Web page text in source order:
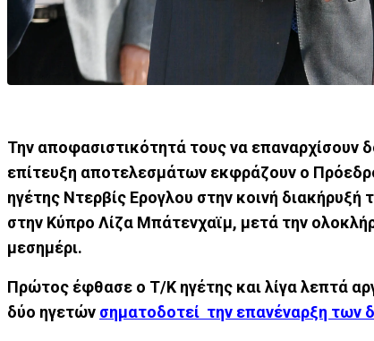
Την αποφασιστικότητά τους να επαναρχίσουν
επίτευξη αποτελεσμάτων εκφράζουν ο
ηγέτης Ντερβίς Ερογλου στην κοινή
στην Κύπρο Λίζα Μπάτενχαϊμ, μετά την
μεσημέρι.
Πρώτος έφθασε ο Τ/Κ ηγέτης και λίγα λεπτά
δύο ηγετών σηματοδοτεί την επανέναρξη των